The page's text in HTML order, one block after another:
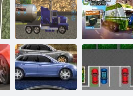
Off-Road Cargo
Drive Simulator
Camioane
monstru offroad
Transport
petrolier
Simulator
camion de gunoi